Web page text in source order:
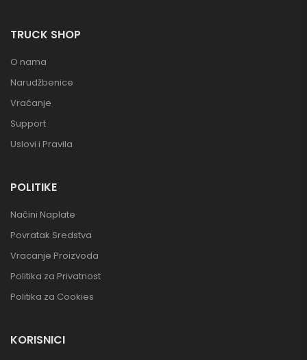
TRUCK SHOP
O nama
Narudžbenice
Vraćanje
Support
Uslovi i Pravila
POLITIKE
Načini Naplate
Povratak Sredstva
Vracanje Proizvoda
Politika za Privatnost
Politika za Cookies
KORISNICI